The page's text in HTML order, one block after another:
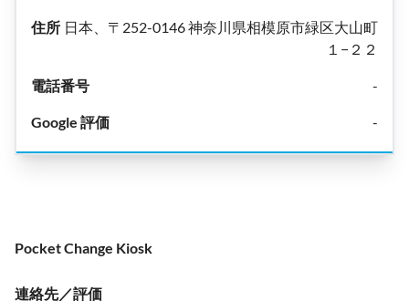
日本、〒252-0146 神奈川県相模原市緑区大山町
１−２２
-
-
Pocket Change Kiosk
連絡先／評価